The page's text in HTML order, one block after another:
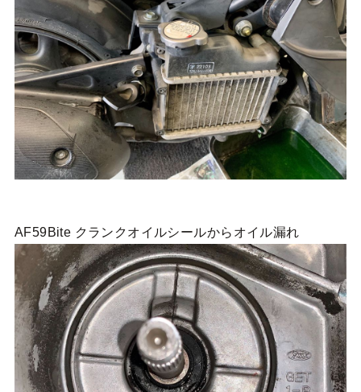
AF59Bite クランクオイルシールからオイル漏れ